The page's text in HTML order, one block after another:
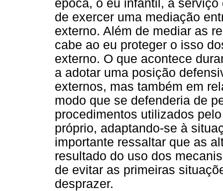
época, o eu infantil, a
de exercer uma mediação
externo. Além de mediar as
cabe ao eu proteger o isso
externo. O que acontece
a adotar uma posição
externos, mas também em
modo que se defenderia de
procedimentos utilizados
próprio, adaptando-se à
importante ressaltar que as
resultado do uso dos
de evitar as primeiras
desprazer.